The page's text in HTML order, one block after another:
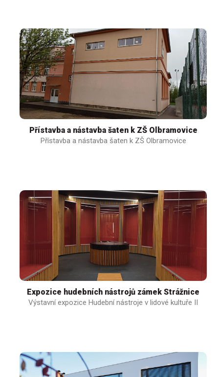
Přístavba a nástavba šaten k ZŠ Olbramovice
Přístavba a nástavba šaten k ZŠ Olbramovice
Expozice hudebních nástrojů zámek Strážnice
Výstavní expozice Hudební nástroje v lidové kultuře II